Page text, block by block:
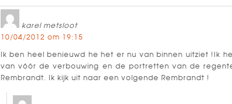
karel metsloot
10/04/2012 om 19:15
Ik ben heel benieuwd he het er nu van binnen uitziet !Ik
van vóór de verbouwing en de portretten van de
Rembrandt. Ik kijk uit naar een volgende Rembrandt !